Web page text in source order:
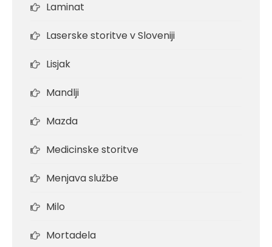
Laminat
Laserske storitve v Sloveniji
Lisjak
Mandlji
Mazda
Medicinske storitve
Menjava službe
Milo
Mortadela